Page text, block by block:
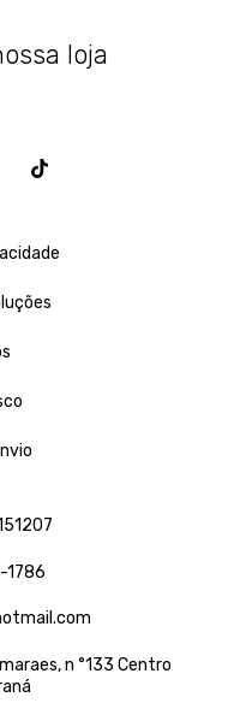
loja
1786
n °133 Centro